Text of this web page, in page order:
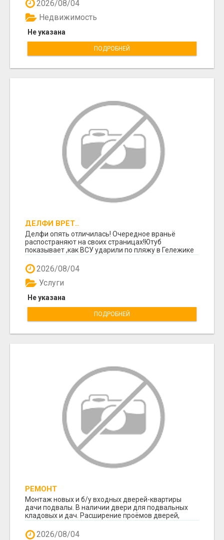
2026/08/04
Не указана
Недвижимость
ПОДРОБНЕЙ
ДЕЛФИ ВРЁТ..
Делфи опять отличилась! Очередное враньё
распостраняют на своих страницах!Ютуб
показывает ,как ВСУ ударили по пляжу в Гележике
2026/08/04
Не указана
Услуги
ПОДРОБНЕЙ
РЕМОНТ
Монтаж новых и б/у входных дверей-квартиры
дачи подвалы. В наличии двери для подвальных
кладовых и дач. Расширение проёмов дверей,
2026/08/04